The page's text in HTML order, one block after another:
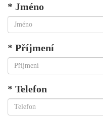
* Jméno
* Příjmení
* Telefon